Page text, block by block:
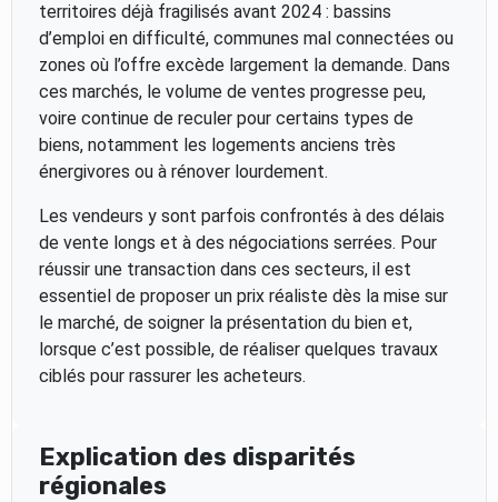
territoires déjà fragilisés avant 2024 : bassins
d’emploi en difficulté, communes mal connectées ou
zones où l’offre excède largement la demande. Dans
ces marchés, le volume de ventes progresse peu,
voire continue de reculer pour certains types de
biens, notamment les logements anciens très
énergivores ou à rénover lourdement.
Les vendeurs y sont parfois confrontés à des délais
de vente longs et à des négociations serrées. Pour
réussir une transaction dans ces secteurs, il est
essentiel de proposer un prix réaliste dès la mise sur
le marché, de soigner la présentation du bien et,
lorsque c’est possible, de réaliser quelques travaux
ciblés pour rassurer les acheteurs.
Explication des disparités
régionales